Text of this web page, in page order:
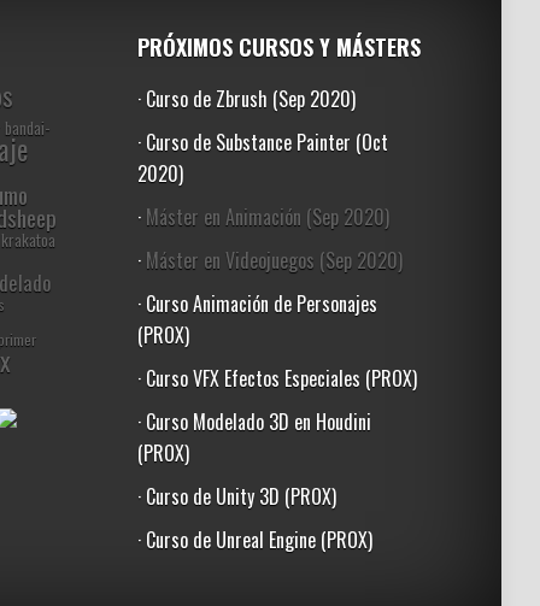
bandai-
krakatoa
primer
PRÓXIMOS CURSOS Y MÁSTERS
· Curso de Zbrush (Sep 2020)
· Curso de Substance Painter (Oct
2020)
· Máster en Animación (Sep 2020)
· Máster en Videojuegos (Sep 2020)
· Curso Animación de Personajes
(PROX)
· Curso VFX Efectos Especiales (PROX)
· Curso Modelado 3D en Houdini
(PROX)
· Curso de Unity 3D (PROX)
· Curso de Unreal Engine (PROX)